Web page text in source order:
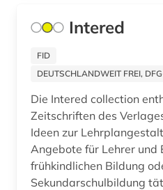
bergwerk (1)
berlin (4)
berliner klassik (1)
Intered
FID
DEUTSCHLANDWEIT FREI,
Die Intered collection
Zeitschriften des
Ideen zur
Angebote für Lehrer und
frühkindlichen Bildung
Sekundarschulbildung